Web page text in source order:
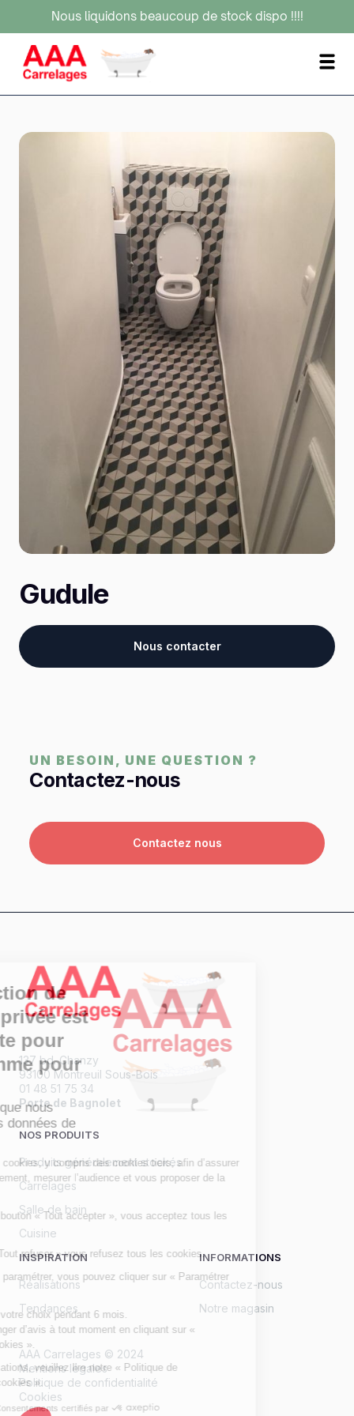
Nous liquidons beaucoup de stock dispo !!!!
Gudule
Nous contacter
UN BESOIN, UNE QUESTION ?
Contactez-nous
Contactez nous
137 bd. Chanzy
93100 Montreuil Sous-Bois
01 48 51 75 34
Porte de Bagnolet
NOS PRODUITS
Produits généralement stockés
Carrelages
Salle de bain
Cuisine
INSPIRATION
Réalisations
Tendances
INFORMATIONS
Contactez-nous
Notre magasin
AAA Carrelages © 2024
Mentions légales
Politique de confidentialité
Cookies
protection de
vie privée est
pour
comme pour
ici que nous
de vos données de
site utilise des cookies, y compris des cookies tiers, afin d’assurer
bon fonctionnement, mesurer l’audience et vous proposer de la
adaptée.
cliquant sur le bouton « Tout accepter », vous acceptez tous les
cliquant sur « Tout refuser » vous refusez tous les cookies.
vous souhaitez paramétrer, vous pouvez cliquer sur « Paramétrer
cookies ».
conservons votre choix pendant 6 mois.
pouvez changer d’avis à tout moment en cliquant sur «
les cookies ».
plus d’informations, veuillez lire notre « Politique de
et cookies ».
Consentements certifiés par